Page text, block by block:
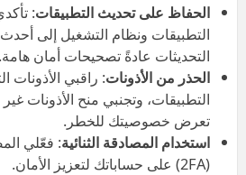
الحفاظ على تحديث التطبيقات:
التطبيقات ونظام التشغيل إلى
التحديثات عادةً تصحيحات أمان هامة.
الحذر من الأذونات: راقبي الأذونات
التطبيقات، وتجنبي منح الأذونات
تعرض خصوصيتك للخطر.
استخدام المصادقة الثنائية: فعّلي
(2FA) على حساباتك لتعزيز الأمان.